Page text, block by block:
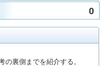
0
裏側までを紹介する。